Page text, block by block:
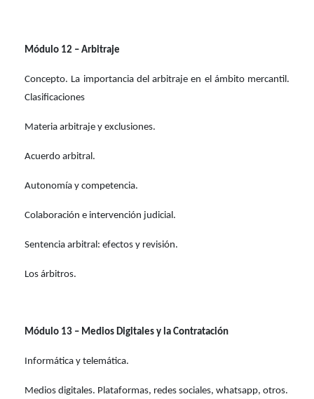
Módulo 12 – Arbitraje
Concepto. La importancia del arbitraje en el ámbito mercantil.
Clasificaciones
Materia arbitraje y exclusiones.
Acuerdo arbitral.
Autonomía y competencia.
Colaboración e intervención judicial.
Sentencia arbitral: efectos y revisión.
Los árbitros.
Módulo 13 – Medios Digitales y la Contratación
Informática y telemática.
Medios digitales. Plataformas, redes sociales, whatsapp, otros.